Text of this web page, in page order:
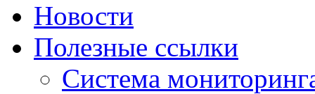
Новости
Полезные ссылки
Система